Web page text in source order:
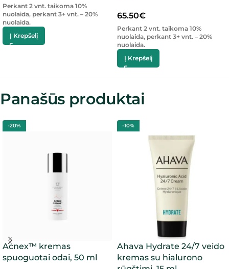
Perkant 2 vnt. taikoma 10%
nuolaida, perkant 3+ vnt. – 20%
nuolaida.
Į Krepšelį
65.50€
Perkant 2 vnt. taikoma 10%
nuolaida, perkant 3+ vnt. – 20%
nuolaida.
Į Krepšelį
Panašūs produktai
-20%
Acnex™ kremas
spuoguotai odai, 50 ml
-10%
Ahava Hydrate 24/7 veido
kremas su hialurono